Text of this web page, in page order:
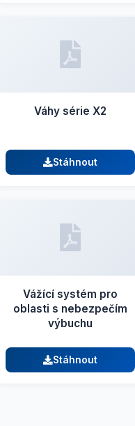
Váhy série X2
Stáhnout
Vážící systém pro
oblasti s nebezpečím
výbuchu
Stáhnout